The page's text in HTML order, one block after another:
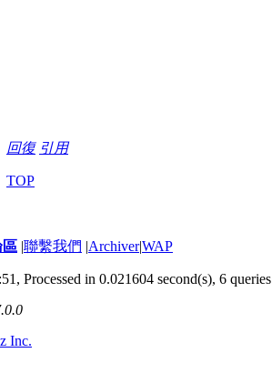
回復 引用
TOP
區 |聯繫我們 |Archiver|WAP
Processed in 0.021604 second(s), 6 queries
Inc.